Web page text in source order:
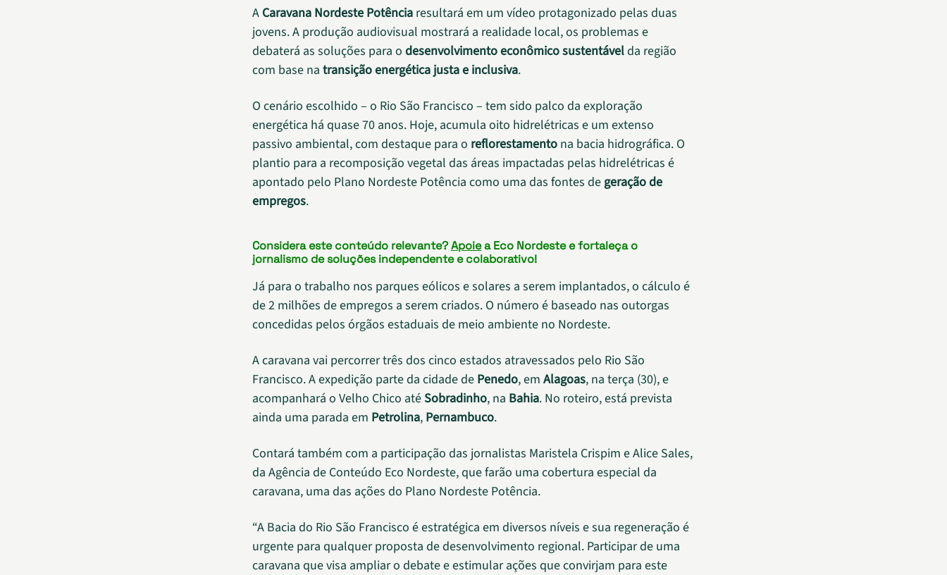
A Caravana Nordeste Potência resultará em um vídeo protagonizado pelas duas
jovens. A produção audiovisual mostrará a realidade local, os problemas e
debaterá as soluções para o desenvolvimento econômico sustentávelda região
com base na transição energética justa e inclusiva.
O cenário escolhido – o Rio São Francisco – tem sido palco da exploração
energética há quase 70 anos. Hoje, acumula oito hidrelétricas e um extenso
passivo ambiental, com destaque para o reflorestamento na bacia hidrográfica. O
plantio para a recomposição vegetal das áreas impactadas pelas hidrelétricas é
apontado pelo Plano Nordeste Potência como uma das fontes degeração de
empregos.
Considera este conteúdo relevante?Apoiea Eco Nordeste e fortaleça o
jornalismo de soluções independente e colaborativo!
Já para o trabalho nos parques eólicos e solares a serem implantados, o cálculo é
de 2 milhões de empregos a serem criados. O número é baseado nas outorgas
concedidas pelos órgãos estaduais de meio ambiente no Nordeste.
A caravana vai percorrer três dos cinco estados atravessados pelo Rio São
Francisco. A expedição parte da cidade de Penedo, em Alagoas, na terça (30), e
acompanhará o Velho Chico até Sobradinho, na Bahia. No roteiro, está prevista
ainda uma parada em Petrolina, Pernambuco.
Contará também com a participação das jornalistas Maristela Crispim e Alice Sales,
da Agência de Conteúdo Eco Nordeste, que farão uma cobertura especial da
caravana, uma das ações do Plano Nordeste Potência.
“A Bacia do Rio São Francisco é estratégica em diversos níveis e sua regeneração é
urgente para qualquer proposta de desenvolvimento regional. Participar de uma
caravana que visa ampliar o debate e estimular ações que convirjam para este